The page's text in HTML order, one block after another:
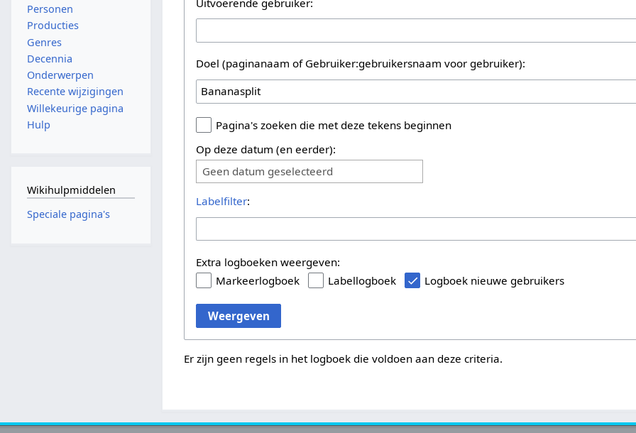
Doel (paginanaam of Gebruiker:gebruikersnaam voor gebruiker):
Pagina's zoeken die met deze tekens beginnen
Op deze datum (en eerder):
Geen datum geselecteerd
Labelfilter:
Extra logboeken weergeven:
Markeerlogboek
Labellogboek Logboek nieuwe gebruikers
Weergeven
Er zijn geen regels in het logboek die voldoen aan deze criteria.
Personen
Producties
Genres
Decennia
Onderwerpen
Recente wijzigingen
Willekeurige pagina
Hulp
Wikihulpmiddelen
Speciale pagina's